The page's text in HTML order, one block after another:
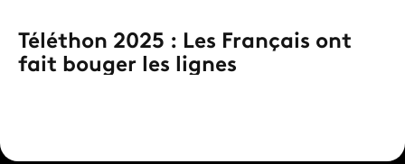
Téléthon 2025 : Les Français ont
fait bouger les lignes